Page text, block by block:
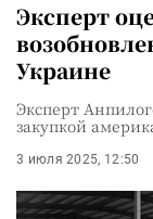
Эксперт
Украине
Эксперт
закупкой
3 июля 2025, 12:50